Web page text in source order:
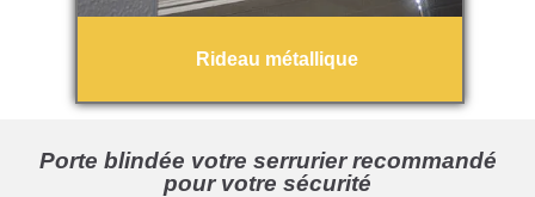
Rideau métallique
Porte blindée votre serrurier recommandé
pour votre sécurité